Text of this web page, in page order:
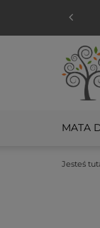
MATA
Jesteś